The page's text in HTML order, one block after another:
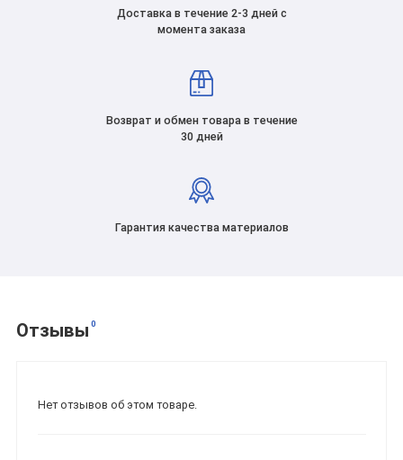
Доставка в течение 2-3 дней с
момента заказа
Возврат и обмен товара в течение
30 дней
Гарантия качества материалов
Отзывы 0
Нет отзывов об этом товаре.